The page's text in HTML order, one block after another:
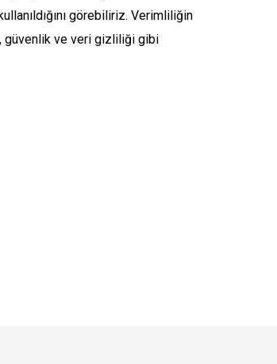
görebiliriz. Verimliliğin
güvenlik ve veri gizliliği gibi